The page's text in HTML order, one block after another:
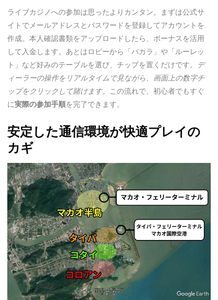
ライブカジノへの参加は思ったよりカンタン。まずは公式サ
イトでメールアドレスとパスワードを登録してアカウントを
作成。本人確認書類をアップロードしたら、ボーナスを活用
して入金します。あとはロビーから「バカラ」や「ルーレッ
ト」など好みのテーブルを選び、チップを置くだけです。 デ
ィーラーの操作をリアルタイムで見ながら、画面上の数字チ
ップをクリックして賭けます。 この流れで、初心者でもすぐ
に実際の参加手順を完了できます。
安定した通信環境が快適プレイの
カギ